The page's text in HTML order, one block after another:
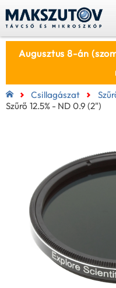
Augusztus 8-án
Csillagászat
Szűrő 12.5% - ND 0.9 (2")